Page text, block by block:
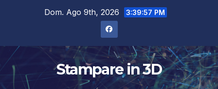
Dom. Ago 9th, 2026 3:39:58 PM
Stampare in 3D